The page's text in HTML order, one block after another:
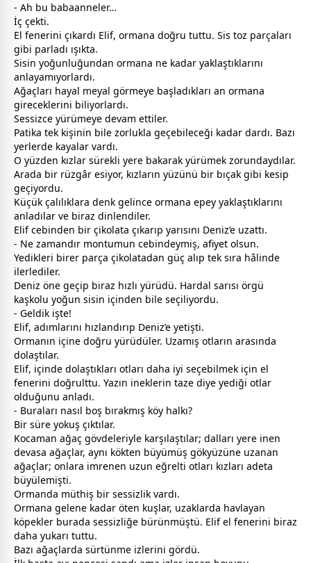
- Ah bu babaanneler…
İç çekti.
El fenerini çıkardı Elif, ormana doğru tuttu. Sis toz parçaları
gibi parladı ışıkta.
Sisin yoğunluğundan ormana ne kadar yaklaştıklarını
anlayamıyorlardı.
Ağaçları hayal meyal görmeye başladıkları an ormana
gireceklerini biliyorlardı.
Sessizce yürümeye devam ettiler.
Patika tek kişinin bile zorlukla geçebileceği kadar dardı. Bazı
yerlerde kayalar vardı.
O yüzden kızlar sürekli yere bakarak yürümek zorundaydılar.
Arada bir rüzgâr esiyor, kızların yüzünü bir bıçak gibi kesip
geçiyordu.
Küçük çalılıklara denk gelince ormana epey yaklaştıklarını
anladılar ve biraz dinlendiler.
Elif cebinden bir çikolata çıkarıp yarısını Deniz’e uzattı.
- Ne zamandır montumun cebindeymiş, afiyet olsun.
Yedikleri birer parça çikolatadan güç alıp tek sıra hâlinde
ilerlediler.
Deniz öne geçip biraz hızlı yürüdü. Hardal sarısı örgü
kaşkolu yoğun sisin içinden bile seçiliyordu.
- Geldik işte!
Elif, adımlarını hızlandırıp Deniz’e yetişti.
Ormanın içine doğru yürüdüler. Uzamış otların arasında
dolaştılar.
Elif, içinde dolaştıkları otları daha iyi seçebilmek için el
fenerini doğrulttu. Yazın ineklerin taze diye yediği otlar
olduğunu anladı.
- Buraları nasıl boş bırakmış köy halkı?
Bir süre yokuş çıktılar.
Kocaman ağaç gövdeleriyle karşılaştılar; dalları yere inen
devasa ağaçlar, aynı kökten büyümüş gökyüzüne uzanan
ağaçlar; onlara imrenen uzun eğrelti otları kızları adeta
büyülemişti.
Ormanda müthiş bir sessizlik vardı.
Ormana gelene kadar öten kuşlar, uzaklarda havlayan
köpekler burada sessizliğe bürünmüştü. Elif el fenerini biraz
daha yukarı tuttu.
Bazı ağaçlarda sürtünme izlerini gördü.